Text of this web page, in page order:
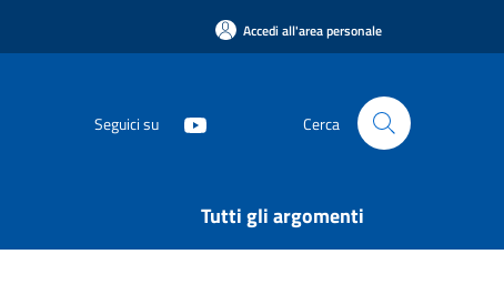
Accedi all'area personale
Seguici su Cerca
Tutti gli argomenti